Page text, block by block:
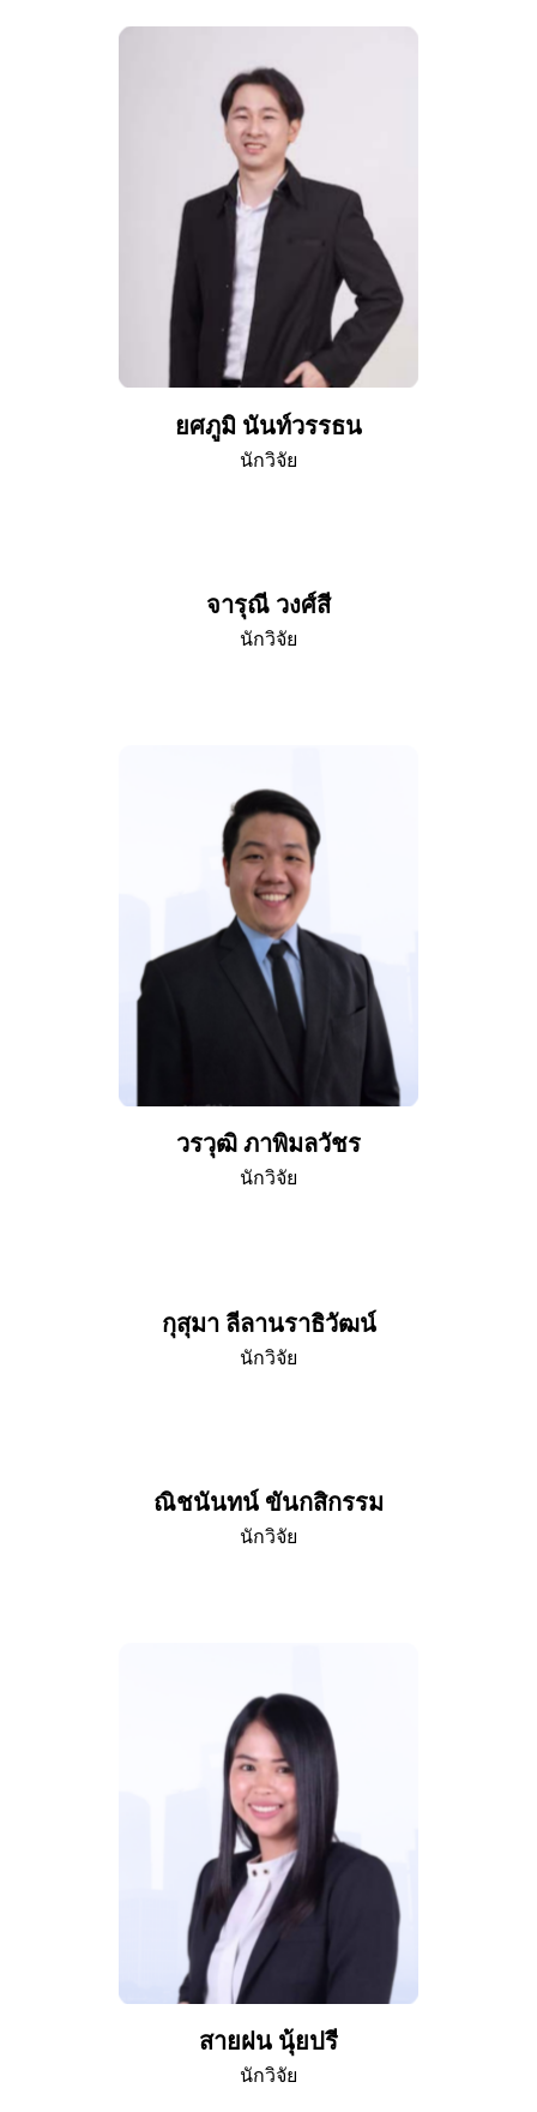
ยศภูมิ นันท์วรรธน
นักวิจัย
จารุณี วงศ์สี
นักวิจัย
วรวุฒิ ภาพิมลวัชร
นักวิจัย
กุสุมา ลีลานราธิวัฒน์
นักวิจัย
ณิชนันทน์ ขันกสิกรรม
นักวิจัย
สายฝน นุ้ยปรี
นักวิจัย